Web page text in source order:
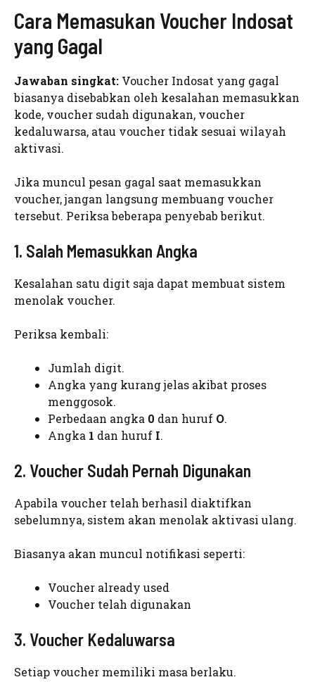
Cara Memasukan Voucher Indosat
yang Gagal
Jawaban singkat: Voucher Indosat yang gagal
biasanya disebabkan oleh kesalahan memasukkan
kode, voucher sudah digunakan, voucher
kedaluwarsa, atau voucher tidak sesuai wilayah
aktivasi.
Jika muncul pesan gagal saat memasukkan
voucher, jangan langsung membuang voucher
tersebut. Periksa beberapa penyebab berikut.
1. Salah Memasukkan Angka
Kesalahan satu digit saja dapat membuat sistem
menolak voucher.
Periksa kembali:
Jumlah digit.
Angka yang kurang jelas akibat proses
menggosok.
Perbedaan angka 0 dan huruf O.
Angka 1 dan huruf I.
2. Voucher Sudah Pernah Digunakan
Apabila voucher telah berhasil diaktifkan
sebelumnya, sistem akan menolak aktivasi ulang.
Biasanya akan muncul notifikasi seperti:
Voucher already used
Voucher telah digunakan
3. Voucher Kedaluwarsa
Setiap voucher memiliki masa berlaku.